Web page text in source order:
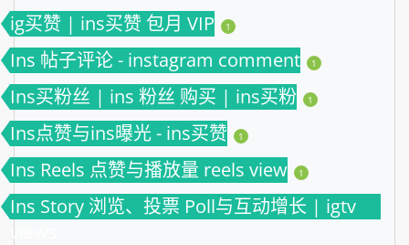
ig买赞 | ins买赞 包月 VIP 1
Ins 帖子评论 - instagram comment 1
Ins买粉丝 | ins 粉丝 购买 | ins买粉 1
Ins点赞与ins曝光 - ins买赞 1
Ins Reels 点赞与播放量 reels view 1
Ins Story 浏览、投票 Poll与互动增长 | igtv
views